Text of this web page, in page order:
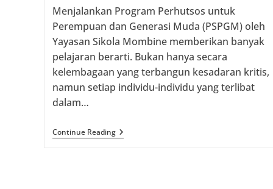
Menjalankan Program Perhutsos untuk
Perempuan dan Generasi Muda (PSPGM) oleh
Yayasan Sikola Mombine memberikan banyak
pelajaran berarti. Bukan hanya secara
kelembagaan yang terbangun kesadaran kritis,
namun setiap individu-individu yang terlibat
dalam…
Continue ReadingPerempuan,
Generasi